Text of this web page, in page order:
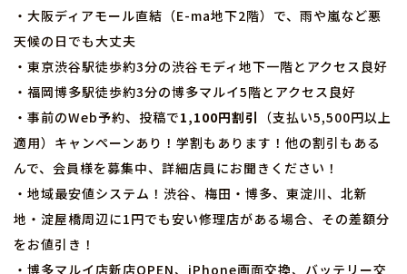
・大阪ディアモール直結（E-ma地下2階）で、雨や嵐など悪
天候の日でも大丈夫
・東京渋谷駅徒歩約3分の渋谷モディ地下一階とアクセス良好
・福岡博多駅徒歩約3分の博多マルイ5階とアクセス良好
・事前のWeb予約、投稿で1,100円割引 （支払い5,500円以上
適用）キャンペーンあり！学割もあります！他の割引もある
んで、会員様を募集中、詳細店員にお聞きください！
・地域最安値システム！渋谷、梅田・博多、東淀川、北新
地・淀屋橋周辺に1円でも安い修理店がある場合、その差額分
をお値引き！
・博多マルイ店新店OPEN、iPhone画面交換、バッテリー交